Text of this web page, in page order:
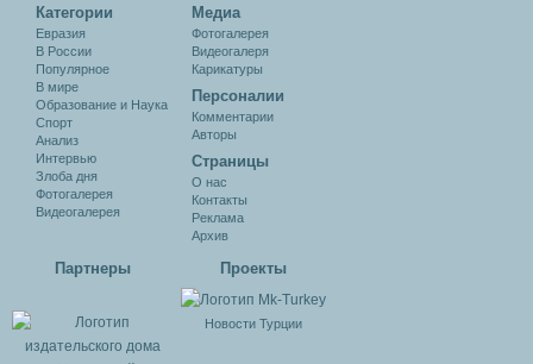
Категории
Евразия
В России
Популярное
В мире
Образование и Наука
Спорт
Анализ
Интервью
Злоба дня
Фотогалерея
Видеогалерея
Медиа
Фотогалерея
Видеогалеря
Карикатуры
Персоналии
Комментарии
Авторы
Cтраницы
О нас
Контакты
Реклама
Архив
Партнеры Проекты
Новости Турции